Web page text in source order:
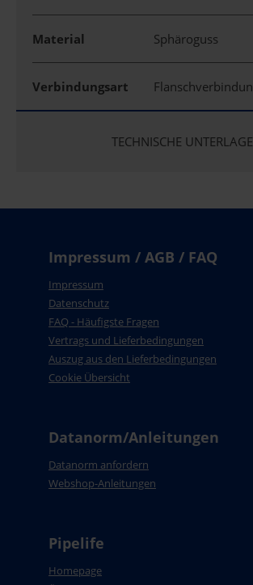
Material Sphäroguss
Verbindungsart
TECHNISCHE
Impressum / AGB / FAQ
Impressum
Datenschutz
FAQ - Häufigste Fragen
Vertrags und Lieferbedingungen
Auszug aus den Lieferbedingungen
Cookie Übersicht
Datanorm/Anleitungen
Datanorm anfordern
Webshop-Anleitungen
Pipelife
Homepage